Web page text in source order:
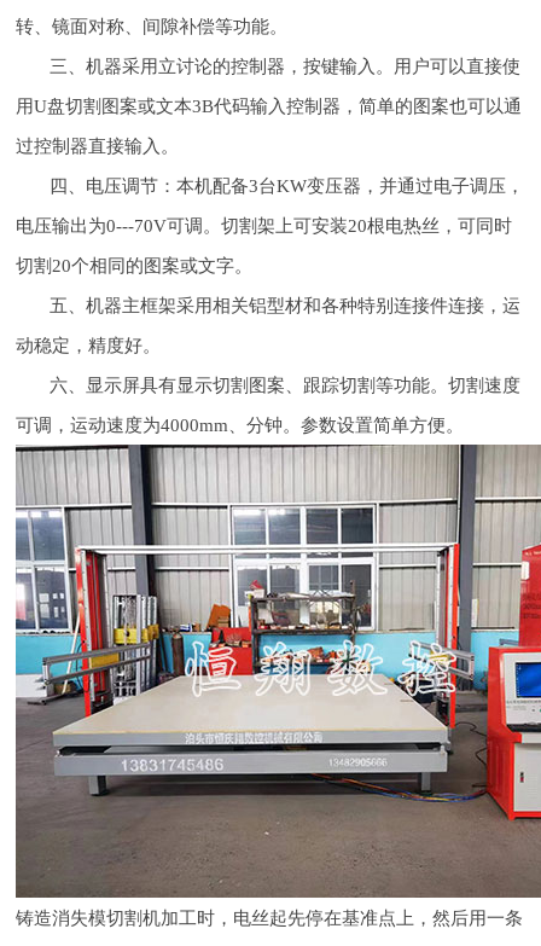
转、镜面对称、间隙补偿等功能。
三、机器采用立讨论的控制器，按键输入。用户可以直接使
用U盘切割图案或文本3B代码输入控制器，简单的图案也可以通
过控制器直接输入。
四、电压调节：本机配备3台KW变压器，并通过电子调压，
电压输出为0---70V可调。切割架上可安装20根电热丝，可同时
切割20个相同的图案或文字。
五、机器主框架采用相关铝型材和各种特别连接件连接，运
动稳定，精度好。
六、显示屏具有显示切割图案、跟踪切割等功能。切割速度
可调，运动速度为4000mm、分钟。参数设置简单方便。
铸造消失模切割机加工时，电丝起先停在基准点上，然后用一条